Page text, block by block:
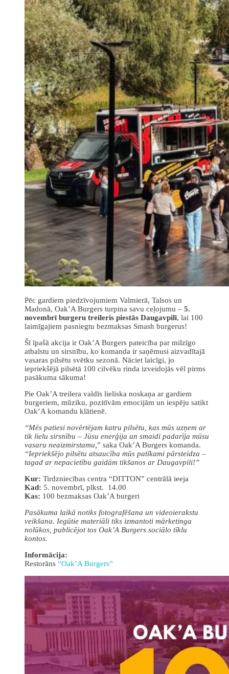
Pēc gardiem piedzīvojumiem Valmierā, Talsos un
Madonā, Oak’A Burgers turpina savu ceļojumu – 5.
novembrī burgeru treileris piestās Daugavpilī, lai 100
laimīgajiem pasniegtu bezmaksas Smash burgerus!
Šī īpašā akcija ir Oak’A Burgers pateicība par milzīgo
atbalstu un sirsnību, ko komanda ir saņēmusi aizvadītajā
vasaras pilsētu svētku sezonā. Nāciet laicīgi, jo
iepriekšējā pilsētā 100 cilvēku rinda izveidojās vēl pirms
pasākuma sākuma!
Pie Oak’A treilera valdīs lieliska noskaņa ar gardiem
burgeriem, mūziku, pozitīvām emocijām un iespēju satikt
Oak’A komandu klātienē.
“Mēs patiesi novērtējam katru pilsētu, kas mūs uzņem ar
tik lielu sirsnību – Jūsu enerģija un smaidi padarīja mūsu
vasaru neaizmirstamu, ” saka Oak’A Burgers komanda.
“Iepriekšējo pilsētu atsaucība mūs patīkami pārsteidza –
tagad ar nepacietību gaidām tikšanos ar Daugavpili!”
Kur: Tirdzniecības centra “DITTON” centrālā ieeja
Kad: 5. novembrī, plkst. 14.00
Kas: 100 bezmaksas Oak’A burgeri
Pasākuma laikā notiks fotografēšana un videoierakstu
veikšana. Iegūtie materiāli tiks izmantoti mārketinga
nolūkos, publicējot tos Oak’A Burgers sociālo tīklu
kontos.
Informācija:
Restorāns “Oak’A Burgers”